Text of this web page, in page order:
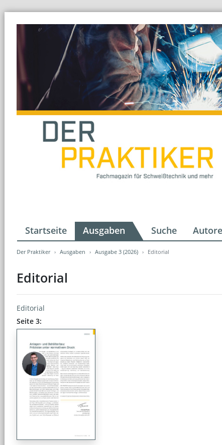
Startseite Ausgaben Suche
Der Praktiker Ausgaben Ausgabe 3 (2026) Editorial
Editorial
Editorial
Seite 3: